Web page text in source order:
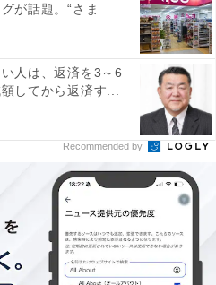
が話題。“さま...
人は、返済を3～6
してから返済す...
Recommended by